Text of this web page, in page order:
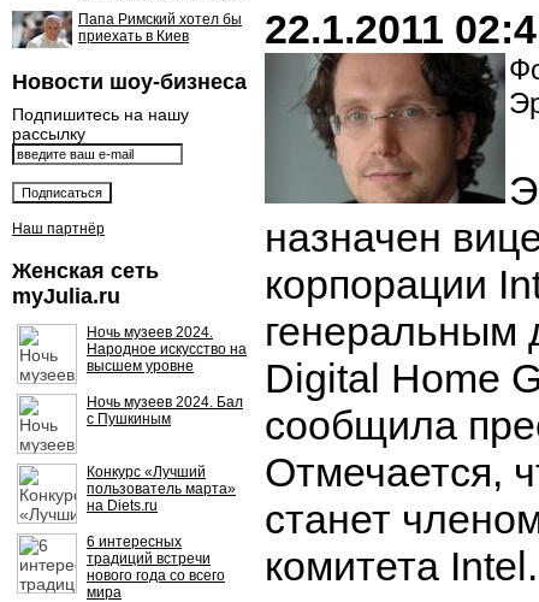
Папа Римский хотел бы
приехать в Киев
Новости шоу-бизнеса
Подпишитесь на нашу
рассылку
Наш партнёр
Женская сеть
myJulia.ru
Ночь музеев 2024.
Народное искусство на
высшем уровне
Ночь музеев 2024. Бал
с Пушкиным
Конкурс «Лучший
пользователь марта»
на Diets.ru
6 интересных
традиций встречи
нового года со всего
мира
22.1.2011
назначен
корпорации
генеральным
Digital Home
сообщила
Отмечается,
станет
комитета Intel.